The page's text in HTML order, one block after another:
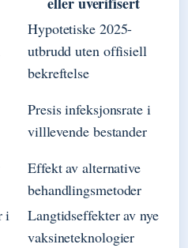
Hypotetiske 2025-
utbrudd uten offisiell
bekreftelse
Presis infeksjonsrate i
villlevende bestander
Effekt av alternative
behandlingsmetoder
i
Langtidseffekter av nye
vaksineteknologier